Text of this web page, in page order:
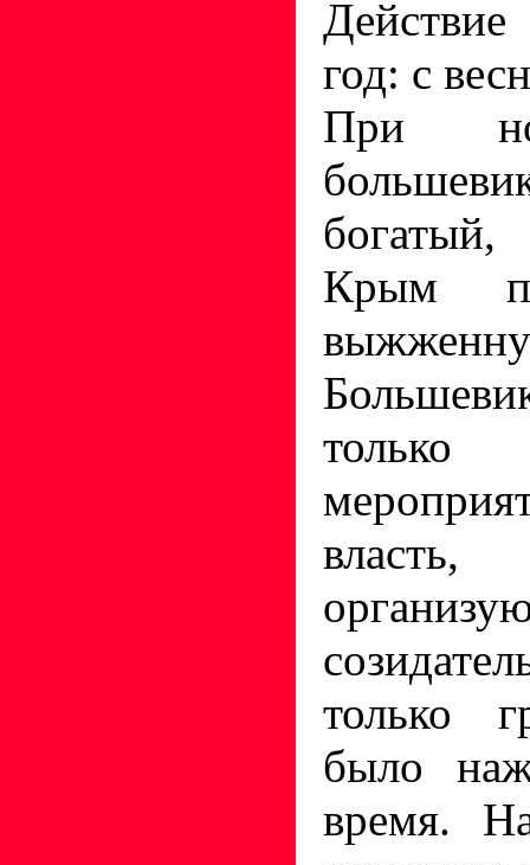
год: с
При
Крым
только
только
было
время.